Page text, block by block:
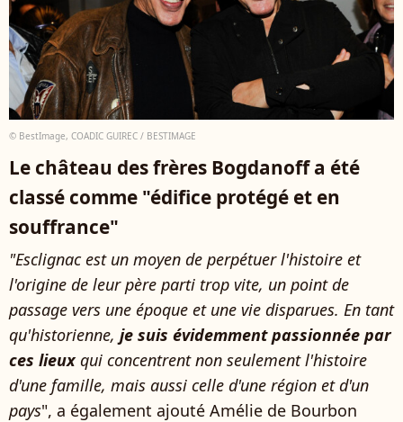
© BestImage, COADIC GUIREC / BESTIMAGE
Le château des frères Bogdanoff a été
classé comme "édifice protégé et en
souffrance"
"Esclignac est un moyen de perpétuer l'histoire et
l'origine de leur père parti trop vite, un point de
passage vers une époque et une vie disparues. En tant
qu'historienne, je suis évidemment passionnée par
ces lieuxqui concentrent non seulement l'histoire
d'une famille, mais aussi celle d'une région et d'un
pays", a également ajouté Amélie de Bourbon